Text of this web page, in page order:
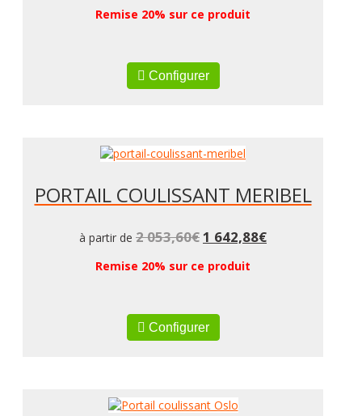
Remise 20% sur ce produit
Configurer
PORTAIL COULISSANT MERIBEL
à partir de 2 053,60€1 642,88€
Remise 20% sur ce produit
Configurer